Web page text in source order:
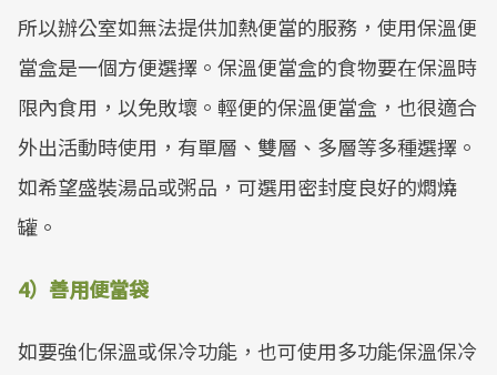
所以辦公室如無法提供加熱便當的服務，使用保溫便
當盒是一個方便選擇。保溫便當盒的食物要在保溫時
限內食用，以免敗壞。輕便的保溫便當盒，也很適合
外出活動時使用，有單層、雙層、多層等多種選擇。
如希望盛裝湯品或粥品，可選用密封度良好的燜燒
罐。
4）善用便當袋
如要強化保溫或保冷功能，也可使用多功能保溫保冷